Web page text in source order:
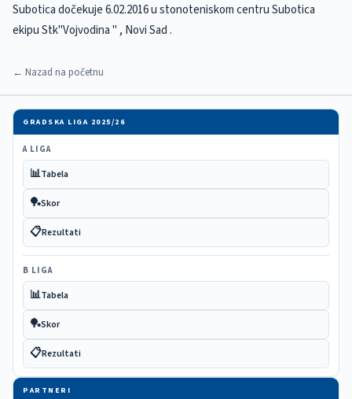
Subotica dočekuje 6.02.2016 u stonoteniskom centru Subotica
ekipu Stk"Vojvodina " , Novi Sad .
← Nazad na početnu
GRADSKA LIGA 2025/26
A LIGA
📊Tabela
🏓Skor
📋Rezultati
B LIGA
📊Tabela
🏓Skor
📋Rezultati
PARTNERI